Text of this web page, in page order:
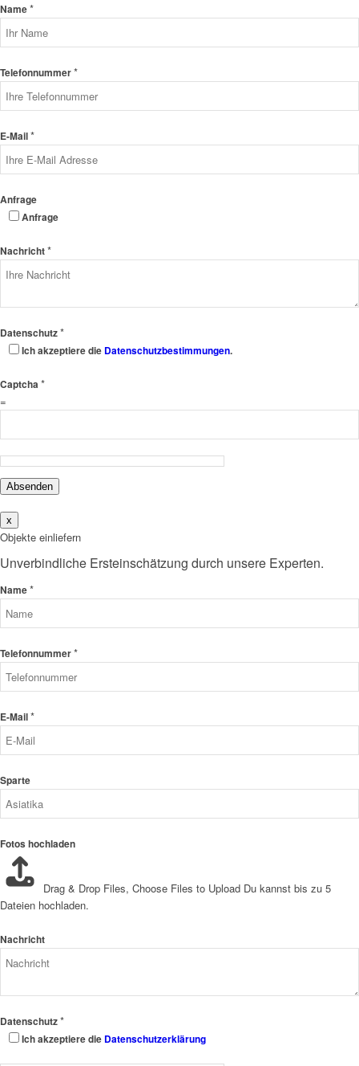
Name*
Telefonnummer*
E-Mail*
Anfrage
Anfrage
Nachricht*
Datenschutz*
Ich akzeptiere die Datenschutzbestimmungen.
Captcha *
=
Absenden
x
Objekte einliefern
Unverbindliche Ersteinschätzung durch unsere Experten.
Name*
Telefonnummer*
E-Mail*
Sparte
Fotos hochladen
Drag & Drop Files, Choose Files to Upload Du kannst bis zu 5
Dateien hochladen.
Nachricht
Datenschutz*
Ich akzeptiere die Datenschutzerklärung